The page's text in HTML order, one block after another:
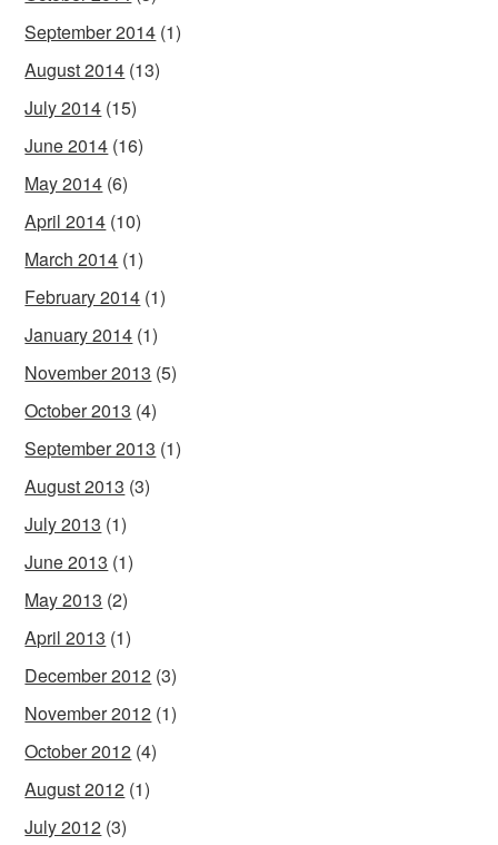
September 2014 (1)
August 2014 (13)
July 2014 (15)
June 2014 (16)
May 2014 (6)
April 2014 (10)
March 2014 (1)
February 2014 (1)
January 2014 (1)
November 2013 (5)
October 2013 (4)
September 2013 (1)
August 2013 (3)
July 2013 (1)
June 2013 (1)
May 2013 (2)
April 2013 (1)
December 2012 (3)
November 2012 (1)
October 2012 (4)
August 2012 (1)
July 2012 (3)